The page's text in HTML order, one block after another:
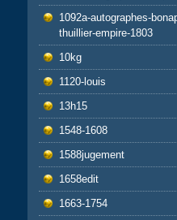
1092a-autographes-
thuillier-empire-1803
10kg
1120-louis
13h15
1548-1608
1588jugement
1658edit
1663-1754